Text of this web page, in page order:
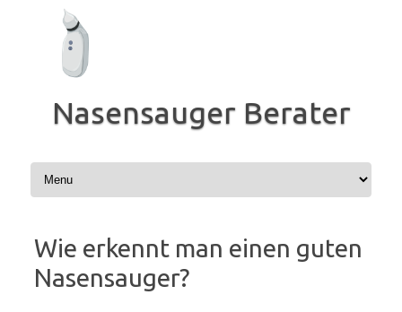
springen
Nasensauger Berater
Wie erkennt man einen guten
Nasensauger?